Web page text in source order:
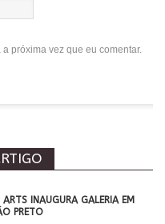
próxima vez que eu comentar.
ARTS INAUGURA GALERIA EM
PRETO